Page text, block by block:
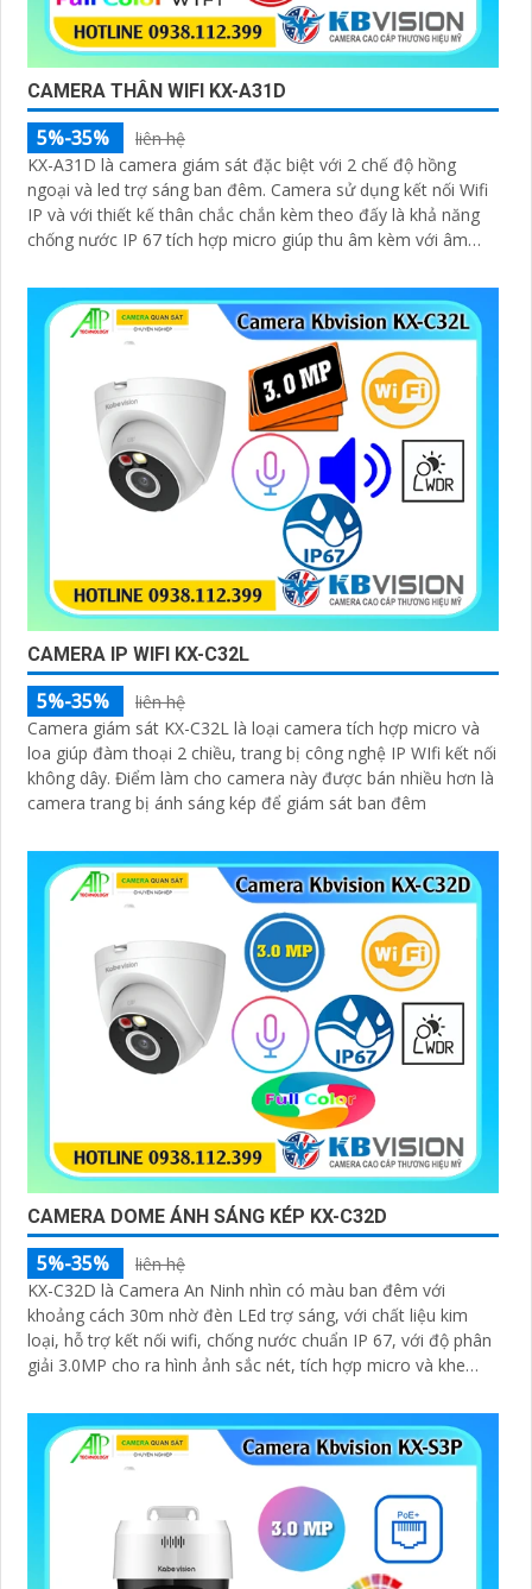
CAMERA THÂN WIFI KX-A31D
5%-35%
liên hệ
KX-A31D là camera giám sát đặc biệt với 2 chế độ hồng
ngoại và led trợ sáng ban đêm. Camera sử dụng kết nối Wifi
IP và với thiết kế thân chắc chắn kèm theo đấy là khả năng
chống nước IP 67 tích hợp micro giúp thu âm kèm với âm
CAMERA IP WIFI KX-C32L
5%-35%
liên hệ
Camera giám sát KX-C32L là loại camera tích hợp micro và
loa giúp đàm thoại 2 chiều, trang bị công nghệ IP WIfi kết nối
không dây. Điểm làm cho camera này được bán nhiều hơn là
camera trang bị ánh sáng kép để giám sát ban đêm
CAMERA DOME ÁNH SÁNG KÉP KX-C32D
5%-35%
liên hệ
KX-C32D là Camera An Ninh nhìn có màu ban đêm với
khoảng cách 30m nhờ đèn LEd trợ sáng, với chất liệu kim
loại, hỗ trợ kết nối wifi, chống nước chuẩn IP 67, với độ phân
giải 3.0MP cho ra hình ảnh sắc nét, tích hợp micro và khe